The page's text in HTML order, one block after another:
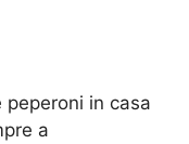
peperoni in casa
a